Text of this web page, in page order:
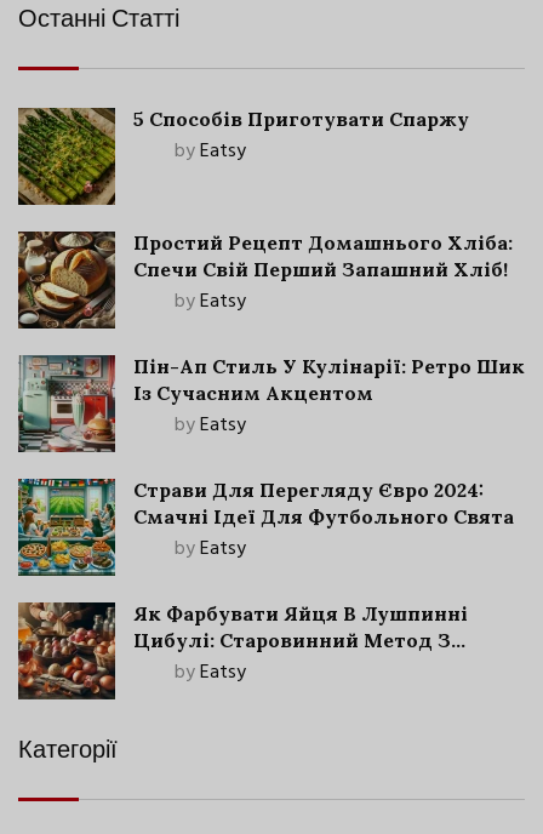
Останні Статті
5 Способів Приготувати Спаржу
byEatsy
Простий Рецепт Домашнього Хліба:
Спечи Свій Перший Запашний Хліб!
byEatsy
Пін-Ап Стиль У Кулінарії: Ретро Шик
Із Сучасним Акцентом
byEatsy
Страви Для Перегляду Євро 2024:
Смачні Ідеї Для Футбольного Свята
byEatsy
Як Фарбувати Яйця В Лушпинні
Цибулі: Старовинний Метод З
Сучасними Нюансами
byEatsy
Категорії